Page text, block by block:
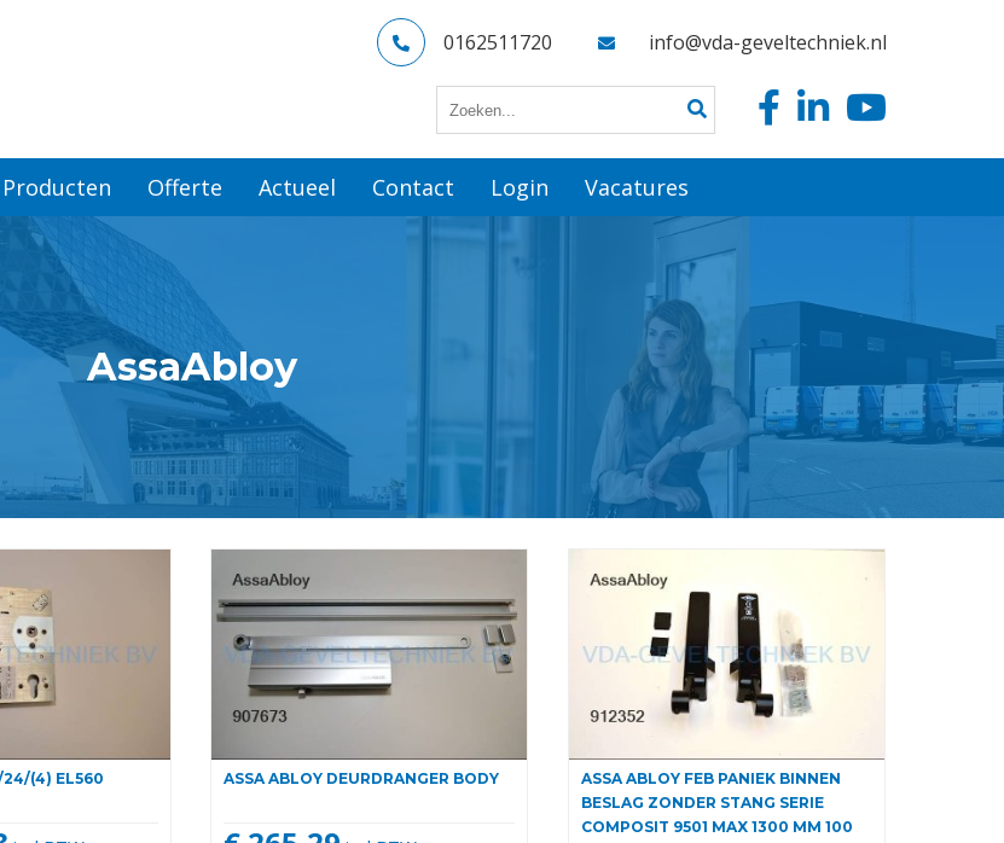
0162511720 info@vda-geveltechniek.nl
Producten Offerte Actueel Contact Login Vacatures
AssaAbloy
24/(4) EL560
ASSA ABLOY DEURDRANGER BODY
ASSA ABLOY FEB PANIEK BINNEN
BESLAG ZONDER STANG SERIE
COMPOSIT 9501 MAX 1300 MM 100